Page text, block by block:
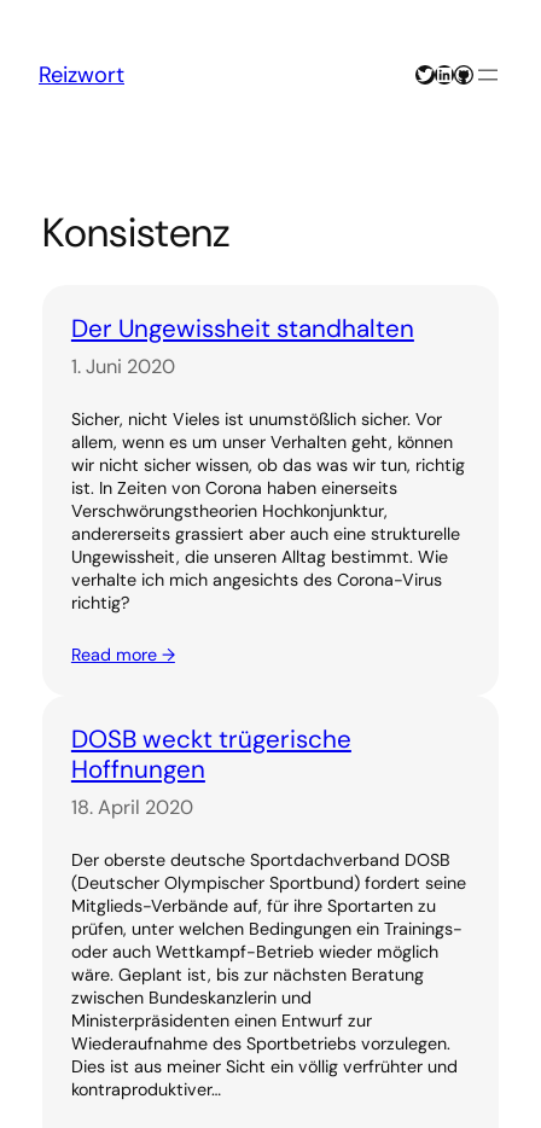
springen
Reizwort Twitter
LinkedIn
GitHub
Konsistenz
Der Ungewissheit standhalten
1. Juni 2020
Sicher, nicht Vieles ist unumstößlich sicher. Vor
allem, wenn es um unser Verhalten geht, können
wir nicht sicher wissen, ob das was wir tun, richtig
ist. In Zeiten von Corona haben einerseits
Verschwörungstheorien Hochkonjunktur,
andererseits grassiert aber auch eine strukturelle
Ungewissheit, die unseren Alltag bestimmt. Wie
verhalte ich mich angesichts des Corona-Virus
richtig?
Read more →
DOSB weckt trügerische
Hoffnungen
18. April 2020
Der oberste deutsche Sportdachverband DOSB
(Deutscher Olympischer Sportbund) fordert seine
Mitglieds-Verbände auf, für ihre Sportarten zu
prüfen, unter welchen Bedingungen ein Trainings-
oder auch Wettkampf-Betrieb wieder möglich
wäre. Geplant ist, bis zur nächsten Beratung
zwischen Bundeskanzlerin und
Ministerpräsidenten einen Entwurf zur
Wiederaufnahme des Sportbetriebs vorzulegen.
Dies ist aus meiner Sicht ein völlig verfrühter und
kontraproduktiver…